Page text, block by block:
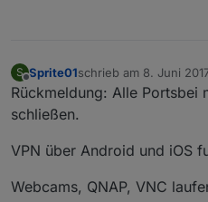
S
Offline
Sprite01schrieb am 8. Juni
zuletzt editiert von
Rückmeldung: Alle Portsbei
schließen.
VPN über Android und iOS
Webcams, QNAP, VNC